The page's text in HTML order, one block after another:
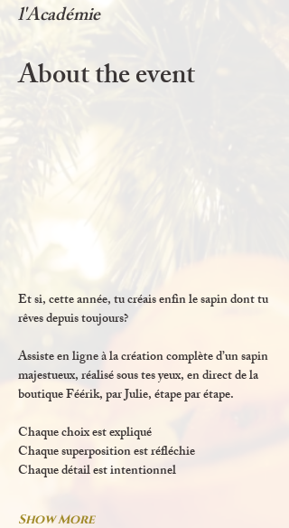
l'Académie
About the event
Et si, cette année, tu créais enfin le sapin dont tu
rêves depuis toujours?
Assiste en ligne à la création complète d’un sapin
majestueux, réalisé sous tes yeux, en direct de la
boutique Féérik, par Julie, étape par étape.
Chaque choix est expliqué
Chaque superposition est réfléchie
Chaque détail est intentionnel
Show More